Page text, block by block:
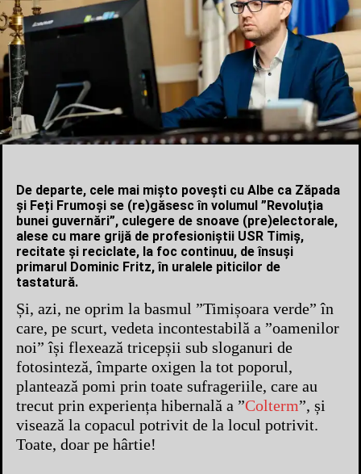
De departe, cele mai mișto povești cu Albe ca Zăpada
și Feți Frumoși se (re)găsesc în volumul ”Revoluția
bunei guvernări”, culegere de snoave (pre)electorale,
alese cu mare grijă de profesioniștii USR Timiș,
recitate și reciclate, la foc continuu, de însuși
primarul Dominic Fritz, în uralele piticilor de
tastatură.
Și, azi, ne oprim la basmul ”Timișoara verde” în
care, pe scurt, vedeta incontestabilă a ”oamenilor
noi” își flexează tricepșii sub sloganuri de
fotosinteză, împarte oxigen la tot poporul,
plantează pomi prin toate sufrageriile, care au
trecut prin experiența hibernală a ”Colterm”, și
visează la copacul potrivit de la locul potrivit.
Toate, doar pe hârtie!